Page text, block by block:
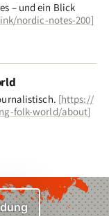
– und ein Blick
nordic-notes-200]
[https://
folk-world/about]